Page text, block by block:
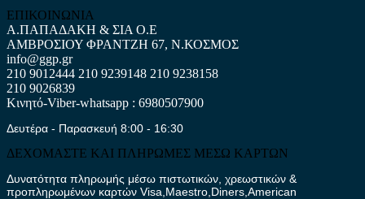
ΕΠΙΚΟΙΝΩΝΙΑ
Α.ΠΑΠΑΔΑΚΗ & ΣΙΑ Ο.Ε
ΑΜΒΡΟΣΙΟΥ ΦΡΑΝΤΖΗ 67, Ν.ΚΟΣΜΟΣ
info@ggp.gr
210 9012444 210 9239148 210 9238158
210 9026839
Κινητό-Viber-whatsapp : 6980507900
Δευτέρα - Παρασκευή 8:00 - 16:30
ΔΕΧΟΜΑΣΤΕ ΚΑΙ ΠΛΗΡΩΜΕΣ ΜΕΣΩ ΚΑΡΤΩΝ
Δυνατότητα πληρωμής μέσω πιστωτικών, χρεωστικών &
προπληρωμένων καρτών Visa,Maestro,Diners,American